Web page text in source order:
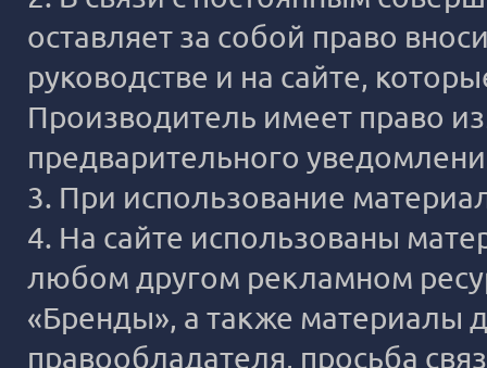
оставляет за собой право
руководстве и на сайте,
Производитель имеет право
предварительного
3. При использование
4. На сайте использованы
любом другом рекламном
«Бренды», а также материалы
правообладателя, просьба